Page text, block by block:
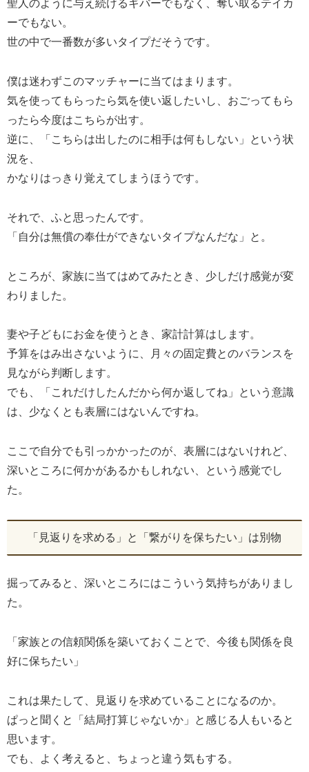
聖人のように与え続けるギバーでもなく、奪い取るテイカ
ーでもない。
世の中で一番数が多いタイプだそうです。
僕は迷わずこのマッチャーに当てはまります。
気を使ってもらったら気を使い返したいし、おごってもら
ったら今度はこちらが出す。
逆に、「こちらは出したのに相手は何もしない」という状
況を、
かなりはっきり覚えてしまうほうです。
それで、ふと思ったんです。
「自分は無償の奉仕ができないタイプなんだな」と。
ところが、家族に当てはめてみたとき、少しだけ感覚が変
わりました。
妻や子どもにお金を使うとき、家計計算はします。
予算をはみ出さないように、月々の固定費とのバランスを
見ながら判断します。
でも、「これだけしたんだから何か返してね」という意識
は、少なくとも表層にはないんですね。
ここで自分でも引っかかったのが、表層にはないけれど、
深いところに何かがあるかもしれない、という感覚でし
た。
「見返りを求める」と「繋がりを保ちたい」は別物
掘ってみると、深いところにはこういう気持ちがありまし
た。
「家族との信頼関係を築いておくことで、今後も関係を良
好に保ちたい」
これは果たして、見返りを求めていることになるのか。
ぱっと聞くと「結局打算じゃないか」と感じる人もいると
思います。
でも、よく考えると、ちょっと違う気もする。